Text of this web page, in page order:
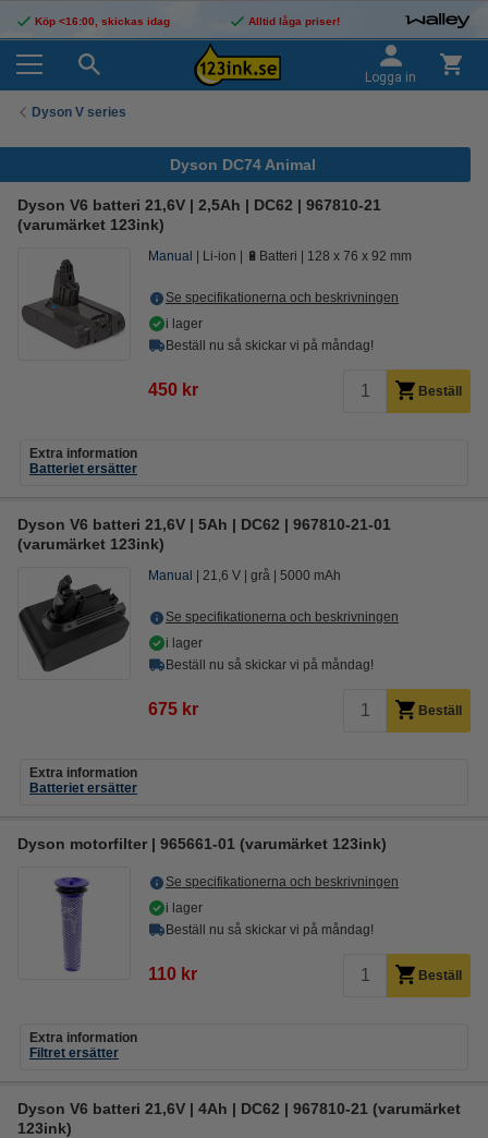
Köp <16:00, skickas idag Alltid låga priser!
Logga in
Dyson V series
Dyson DC74 Animal
Dyson V6 batteri 21,6V | 2,5Ah | DC62 | 967810-21
(varumärket 123ink)
Manual Li-ion 🔋Batteri 128 x 76 x 92 mm
Se specifikationerna och beskrivningen
i lager
Beställ nu så skickar vi på måndag!
450 kr Beställ
Extra information
Batteriet ersätter
Dyson V6 batteri 21,6V | 5Ah | DC62 | 967810-21-01
(varumärket 123ink)
Manual 21,6 V grå 5000 mAh
Se specifikationerna och beskrivningen
i lager
Beställ nu så skickar vi på måndag!
675 kr Beställ
Extra information
Batteriet ersätter
Dyson motorfilter | 965661-01 (varumärket 123ink)
Se specifikationerna och beskrivningen
i lager
Beställ nu så skickar vi på måndag!
110 kr Beställ
Extra information
Filtret ersätter
Dyson V6 batteri 21,6V | 4Ah | DC62 | 967810-21 (varumärket
123ink)